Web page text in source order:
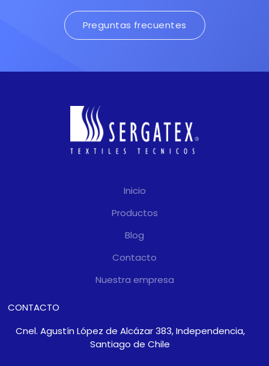
Preguntas frecuentes
Inicio
Productos
Blog
Contacto
Nuestra empresa
CONTACTO
Cnel. Agustín López de Alcázar 383, Independencia,
Santiago de Chile